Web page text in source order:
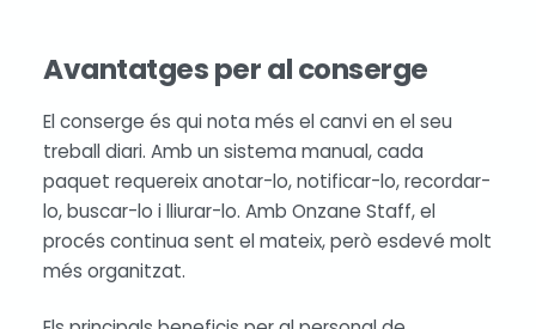
Avantatges per al conserge
El conserge és qui nota més el canvi en el seu
treball diari. Amb un sistema manual, cada
paquet requereix anotar-lo, notificar-lo, recordar-
lo, buscar-lo i lliurar-lo. Amb Onzane Staff, el
procés continua sent el mateix, però esdevé molt
més organitzat.